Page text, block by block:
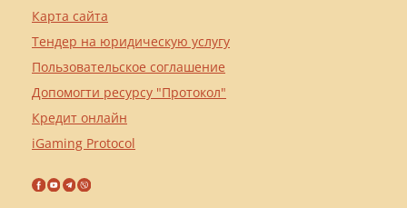
Карта сайта
Тендер на юридическую услугу
Пользовательское соглашение
Допомогти ресурсу "Протокол"
Кредит онлайн
iGaming Protocol